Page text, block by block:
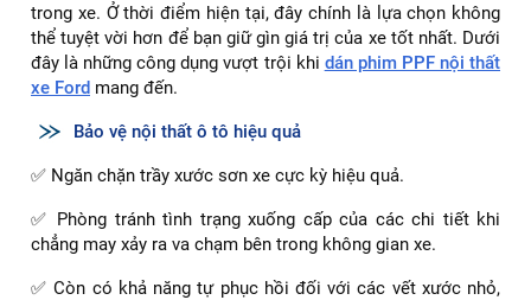
trong xe. Ở thời điểm hiện tại, đây chính là lựa chọn không
thể tuyệt vời hơn để bạn giữ gìn giá trị của xe tốt nhất. Dưới
đây là những công dụng vượt trội khi dán phim PPF nội thất
xe Ford mang đến.
Bảo vệ nội thất ô tô hiệu quả
✅ Ngăn chặn trầy xước sơn xe cực kỳ hiệu quả.
✅ Phòng tránh tình trạng xuống cấp của các chi tiết khi
chẳng may xảy ra va chạm bên trong không gian xe.
✅ Còn có khả năng tự phục hồi đối với các vết xước nhỏ,